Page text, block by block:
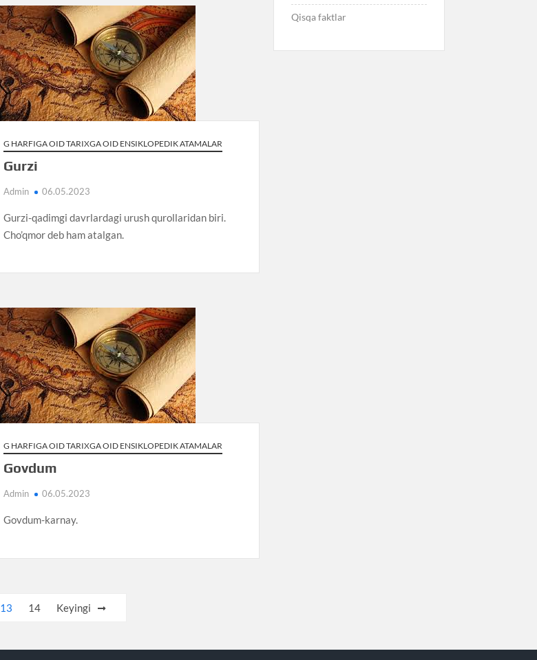
G HARFIGA OID TARIXGA OID ENSIKLOPEDIK ATAMALAR
Gurzi
Admin 06.05.2023
Gurzi-qadimgi davrlardagi urush qurollaridan biri.
Cho’qmor deb ham atalgan.
G HARFIGA OID TARIXGA OID ENSIKLOPEDIK ATAMALAR
Govdum
Admin 06.05.2023
Govdum-karnay.
13 14 Keyingi
Qisqa faktlar